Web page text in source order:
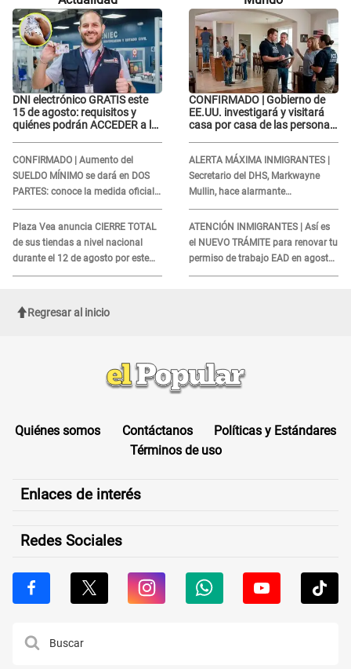
DNI electrónico GRATIS este
15 de agosto: requisitos y
quiénes podrán ACCEDER a la
CONFIRMADO | Aumento del
SUELDO MÍNIMO se dará en DOS
PARTES: conoce la medida oficial
del Ministerio de Economía
Plaza Vea anuncia CIERRE TOTAL
de sus tiendas a nivel nacional
durante el 12 de agosto por este
MOTIVO
CONFIRMADO | Gobierno de
EE.UU. investigará y visitará
casa por casa de las personas
ALERTA MÁXIMA INMIGRANTES |
Secretario del DHS, Markwayne
Mullin, hace alarmante
declaración: "Ahora vamos por
ellos"
ATENCIÓN INMIGRANTES | Así es
el NUEVO TRÁMITE para renovar tu
permiso de trabajo EAD en agosto
del 2026
Regresar al inicio
Quiénes somos Contáctanos
Políticas y Estándares
Términos de uso
Enlaces de interés
Redes Sociales